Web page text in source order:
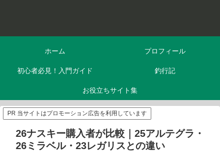
ホーム プロフィール
初心者必見！入門ガイド 釣行記
お役立ちサイト集
PR 当サイトはプロモーション広告を利用しています
26ナスキー購入者が比較｜25アルテグラ・
26ミラベル・23レガリスとの違い